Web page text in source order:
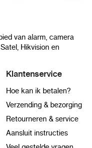
van alarm, camera
Hikvision en
Klantenservice
Hoe kan ik betalen?
Verzending & bezorging
Retourneren & service
Aansluit instructies